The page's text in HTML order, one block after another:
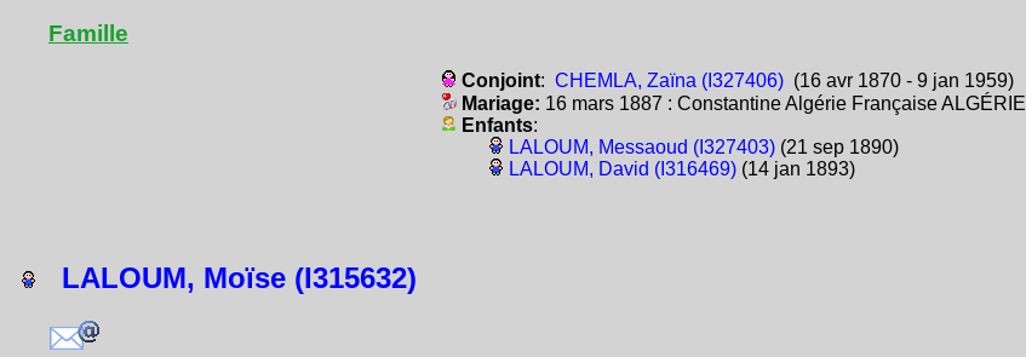
Famille
Conjoint:CHEMLA, Zaïna (I327406) (16 avr 1870 - 9 jan 1959)
Mariage: 16 mars 1887 : Constantine Algérie Française ALGÉRIE
Enfants:
LALOUM, Messaoud (I327403) (21 sep 1890)
LALOUM, David (I316469) (14 jan 1893)
LALOUM, Moïse (I315632)